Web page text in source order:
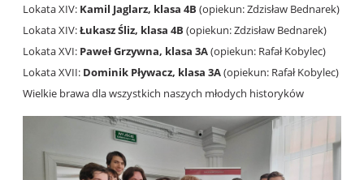
Lokata XIV: Kamil Jaglarz, klasa 4B (opiekun: Zdzisław Bednarek)
Lokata XIV:Łukasz Śliz, klasa 4B(opiekun: Zdzisław Bednarek)
Lokata XVI: Paweł Grzywna, klasa 3A(opiekun: Rafał Kobylec)
Lokata XVII: Dominik Pływacz, klasa 3A(opiekun: Rafał Kobylec)
Wielkie brawa dla wszystkich naszych młodych historyków